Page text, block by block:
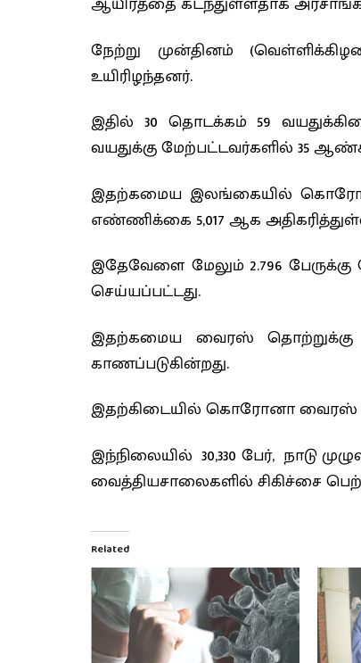
நேற்று முன்தினம்
உயிரிழந்தனர்.
இதில் 30 தொடக்கம் 59
வயதுக்கு மேற்பட்டவர்களில் 35
இதற்கமைய இலங்கையில்
எண்ணிக்கை 5,017 ஆக
இதேவேளை மேலும் 2.796
செய்யப்பட்டது.
இதற்கமைய வைரஸ்
காணப்படுகின்றது.
இதற்கிடையில் கொரோனா வைரஸ்
இந்நிலையில் 30,330 பேர், நாடு
வைத்தியசாலைகளில் சிகிச்சை
Related